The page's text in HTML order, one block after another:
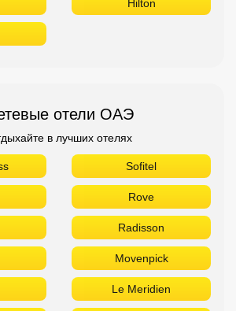
Hilton
отели ОАЭ
в лучших отелях
Sofitel
Rove
Radisson
Movenpick
Le Meridien